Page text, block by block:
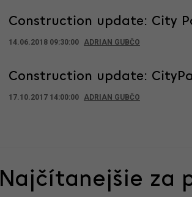
Construction update: City
14.06.2018 09:30:00 ADRIAN GUBČO
Construction update:
17.10.2017 14:00:00 ADRIAN GUBČO
Najčítanejšie za